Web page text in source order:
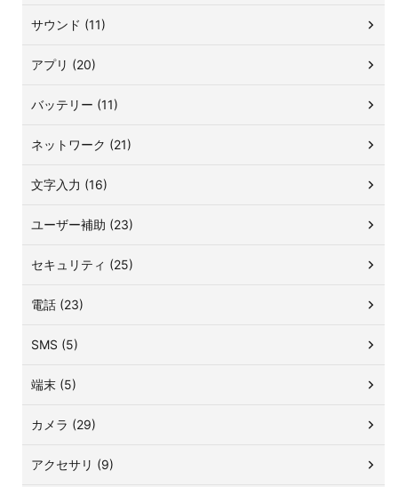
サウンド (11)
アプリ (20)
バッテリー (11)
ネットワーク (21)
文字入力 (16)
ユーザー補助 (23)
セキュリティ (25)
電話 (23)
SMS (5)
端末 (5)
カメラ (29)
アクセサリ (9)